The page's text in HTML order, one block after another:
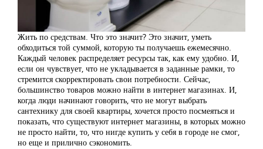
Жить по средствам. Что это значит? Это значит, уметь
обходиться той суммой, которую ты получаешь ежемесячно.
Каждый человек распределяет ресурсы так, как ему удобно. И,
если он чувствует, что не укладывается в заданные рамки, то
стремится скорректировать свои потребности. Сейчас,
большинство товаров можно найти в интернет магазинах. И,
когда люди начинают говорить, что не могут выбрать
сантехнику для своей квартиры, хочется просто посмеяться и
показать, что существуют интернет магазины, в которых можно
не просто найти, то, что нигде купить у себя в городе не смог,
но еще и прилично сэкономить.